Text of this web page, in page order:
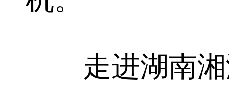
走进湖南湘